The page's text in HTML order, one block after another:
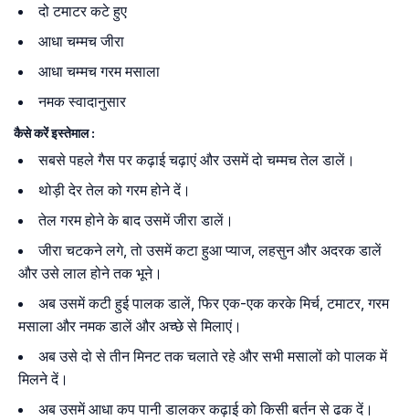
दो टमाटर कटे हुए
आधा चम्मच जीरा
आधा चम्मच गरम मसाला
नमक स्वादानुसार
कैसे करें इस्तेमाल :
सबसे पहले गैस पर कढ़ाई चढ़ाएं और उसमें दो चम्मच तेल डालें।
थोड़ी देर तेल को गरम होने दें।
तेल गरम होने के बाद उसमें जीरा डालें।
जीरा चटकने लगे, तो उसमें कटा हुआ प्याज, लहसुन और अदरक डालें
और उसे लाल होने तक भूने।
अब उसमें कटी हुई पालक डालें, फिर एक-एक करके मिर्च, टमाटर, गरम
मसाला और नमक डालें और अच्छे से मिलाएं।
अब उसे दो से तीन मिनट तक चलाते रहे और सभी मसालों को पालक में
मिलने दें।
अब उसमें आधा कप पानी डालकर कढ़ाई को किसी बर्तन से ढक दें।